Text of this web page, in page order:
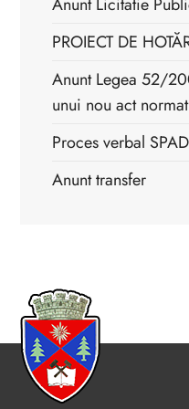
Anunt Licitatie
PROIECT DE
Anunt Legea 52/
unui nou act
Proces verbal
Anunt transfer